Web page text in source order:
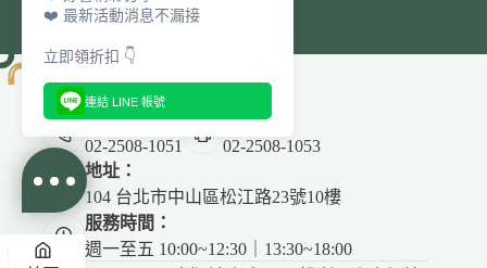
電話：
02-2508-1051
傳真：
02-2508-1053
地址：
104 台北市中山區松江路23號10樓
服務時間：
週一至五 10:00~12:30｜13:30~18:00
❤️ 最新活動消息不漏接
立即領折扣 👇
連結 LINE 帳號